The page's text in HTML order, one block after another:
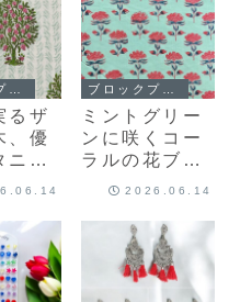
るザ
、優
ニカ
ック
事の
生地
・
販
ミントグリー
ンに咲くコー
ラルの花ブロ
ックプリント
事のコットン
生地｜幅
110cm・
50cm単位販
2026.06.14